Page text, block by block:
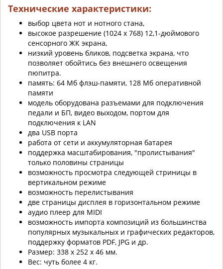
Технические характеристики:
выбор цвета нот и нотного стана,
высокое разрешение (1024 x 768) 12,1-дюймового
сенсорного ЖК экрана,
низкий уровень бликов, подсветка экрана, что
позволяет обойтись без внешнего освещения
пюпитра.
память: 64 Мб флэш-памяти, 128 Мб оперативной
памяти
модель оборудована разъемами для подключения
педали и БП, видео выходом, портом для
подключения к LAN
два USB порта
работа от сети и аккумуляторная батарея
поддержка масштабирования, "пролистывания"
только половины страницы
возможность просмотра следующей стриницы в
вертикальном режиме
возможность перелистывания
две страницы дисплея в горизонтальном режиме
аудио плеер для MIDI
возможность импорта композиций из большинства
популярных музыкальных и графических редакторов,
поддержку форматов PDF, JPG и др.
Размер: 338 х 252 х 46 мм.
Вес: чуть более 4 кг.